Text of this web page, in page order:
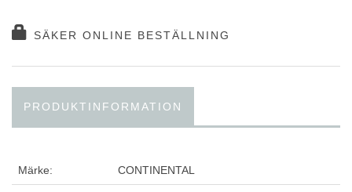
SÄKER ONLINE BESTÄLLNING
PRODUKTINFORMATION
Märke: CONTINENTAL